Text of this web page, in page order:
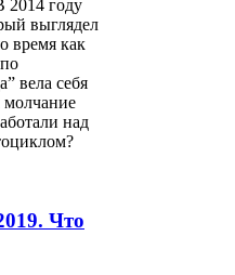
2014 году
выглядел
время как
вела себя
молчание
над
Что